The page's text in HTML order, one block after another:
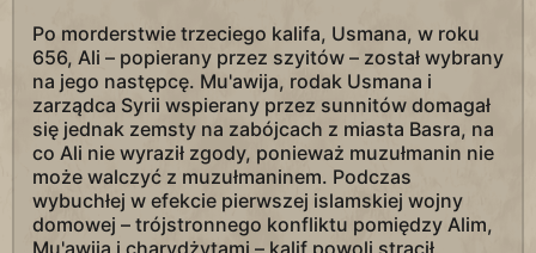
Po morderstwie trzeciego kalifa, Usmana, w roku
656, Ali – popierany przez szyitów – został wybrany
na jego następcę. Mu'awija, rodak Usmana i
zarządca Syrii wspierany przez sunnitów domagał
się jednak zemsty na zabójcach z miasta Basra, na
co Ali nie wyraził zgody, ponieważ muzułmanin nie
może walczyć z muzułmaninem. Podczas
wybuchłej w efekcie pierwszej islamskiej wojny
domowej – trójstronnego konfliktu pomiędzy Alim,